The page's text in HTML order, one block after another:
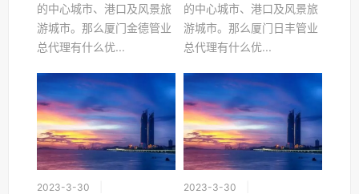
的中心城市、港口及风景旅
游城市。那么厦门金德管业
总代理有什么优...
的中心城市、港口及风景旅
游城市。那么厦门日丰管业
总代理有什么优...
2023-3-30
2023-3-30